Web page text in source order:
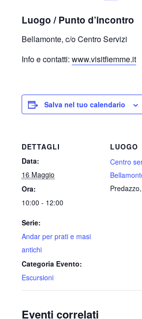
Luogo / Punto d’incontro
Bellamonte, c/o Centro Servizi
Info e contatti: www.visitfiemme.it
Salva nel tuo calendario
DETTAGLI
Data:
16 Maggio
Ora:
10:00 - 12:00
Serie:
Andar per prati e masi
antichi
Categoria Evento:
Escursioni
LUOGO
Centro
Predazzo,
Eventi correlati